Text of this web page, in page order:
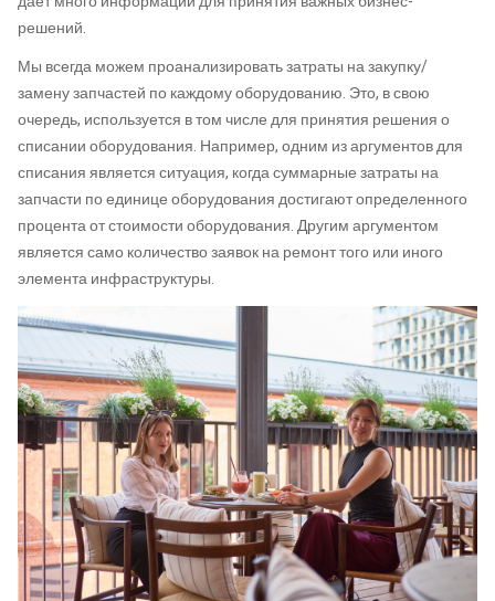
решений.
Мы всегда можем проанализировать затраты на закупку/
замену запчастей по каждому оборудованию. Это, в свою
очередь, используется в том числе для принятия решения о
списании оборудования. Например, одним из аргументов для
списания является ситуация, когда суммарные затраты на
запчасти по единице оборудования достигают определенного
процента от стоимости оборудования. Другим аргументом
является само количество заявок на ремонт того или иного
элемента инфраструктуры.